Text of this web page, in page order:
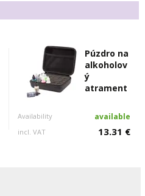
Púzdro na
alkoholov
ý
atrament
Availability available
incl. VAT 13.31 €